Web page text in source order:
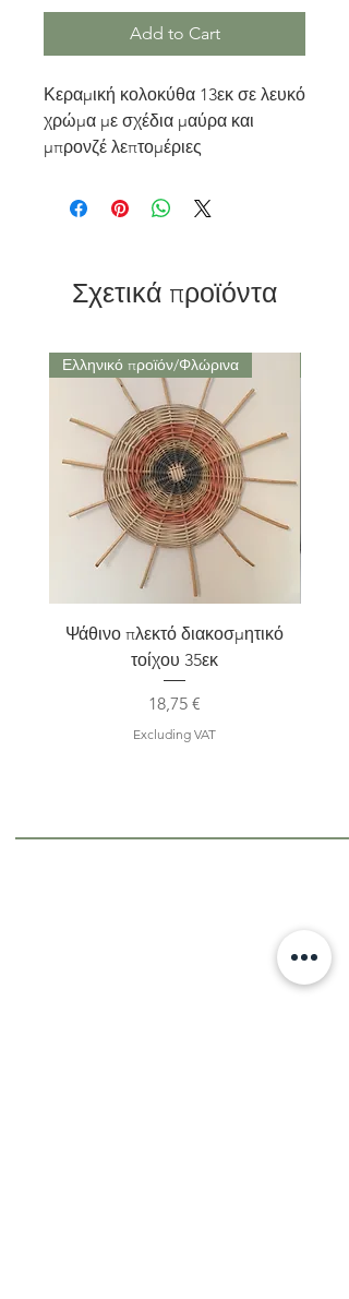
Add to Cart
Κεραμική κολοκύθα 13εκ σε λευκό
χρώμα με σχέδια μαύρα και
μπρονζέ λεπτομέριες
Σχετικά προϊόντα
Ελληνικό προϊόν/Φλώρινα
Ψάθινο πλεκτό διακοσμητικό
τοίχου 35εκ
Price
18,75 €
Excluding VAT